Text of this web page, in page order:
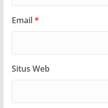
Email*
Situs Web